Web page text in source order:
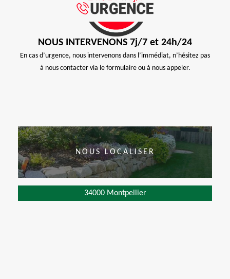
NOUS INTERVENONS 7j/7 et 24h/24
En cas d’urgence, nous intervenons dans l’immédiat, n’hésitez pas
à nous contacter via le formulaire ou à nous appeler.
NOUS LOCALISER
34000 Montpellier